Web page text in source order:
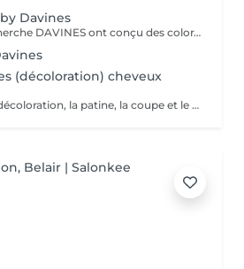
Davines
Les laboratoires de recherche DAVINES ont conçu des colorations innovantes qui renforcent la fibre capillaire, capable de créer encore plus d'éclat, d'éclaircir délicatement et selon votre besoin, de couvrir les cheveux blancs en douceur et durablement, avec une brillance riche en reflets et des résultats couleur dimensionnels. Nos services coloration Davines : - Mask, système de coloration permanente, tenue longue durée, couvrance parfaite des cheveux blancs - A New Color, système de coloration permanente sans ammoniaque. Couleur Davines Éclat, Soin & Respect du Cheveu La coloration Davines allie performance et respect de la fibre capillaire grâce à des formules enrichies en ingrédients naturels et durables. Que vous souhaitiez une couleur intense, un effet naturel ou un reflet subtil, nos experts vous conseillent pour un résultat sur mesure, lumineux et longue tenue. Pourquoi choisir la coloration Davines ? Formules douces pour un confort optimal Couleurs éclatantes et longue tenue grâce aux pigments de haute qualité Respect de la fibre capillaire avec des ingrédients nourrissants et protecteurs Adapté à toutes les envies : couverture des cheveux blancs, reflets naturels, couleurs intenses Déroulement du soin : 1 Diagnostic couleur pour définir la nuance idéale selon votre teint et votre base naturelle 2 Application de la coloration Davines avec une technique adaptée (racines, mèches, balayage) 3 Temps de pose optimisé pour garantir un résultat homogène et lumineux 4 Soin profond nourrissant pour préserver la douceur et la brillance des cheveux 5 Coiffage et révélation de la couleur pour sublimer votre nouvelle teinte Résultat : une couleur vibrante, brillante et pleine de vie, tout en douceur ! Entretien : Prolongez l'éclat de votre couleur avec les soins adaptés Davines recommandés par nos experts.
(décoloration) cheveux
Forfait comprenant la décoloration, la patine, la coupe et le styling. Un diagnostic personnalisé sera réalisé lors de la prestation.